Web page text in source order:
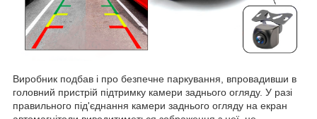
Виробник подбав і про безпечне паркування, впровадивши в
головний пристрій підтримку камери заднього огляду. У разі
правильного під'єднання камери заднього огляду на екран